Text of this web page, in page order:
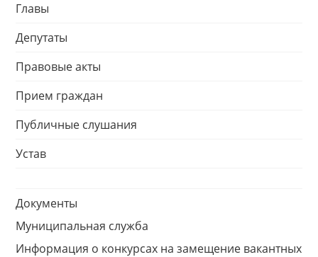
Главы
Депутаты
Правовые акты
Прием граждан
Публичные слушания
Устав
Документы
Муниципальная служба
Информация о конкурсах на замещение вакантных